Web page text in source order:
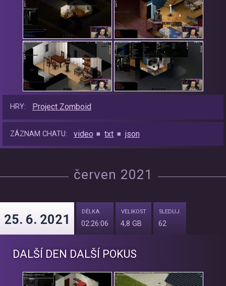
HRY: Project Zomboid
ZÁZNAM CHATU: video txt json
červen 2021
25. 6. 2021
DÉLKA
02:26:06
VELIKOST
4,8 GB
SLEDUJ.
62
DALŠÍ DEN DALŠÍ POKUS